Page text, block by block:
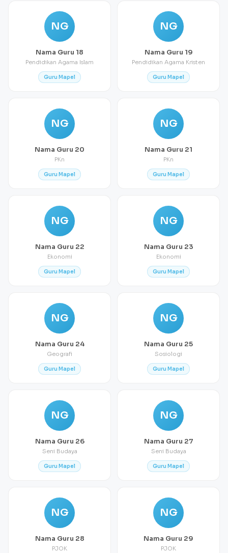
NG
Nama Guru 18
Pendidikan Agama Islam
Guru Mapel
NG
Nama Guru 19
Pendidikan Agama Kristen
Guru Mapel
NG
Nama Guru 20
PKn
Guru Mapel
NG
Nama Guru 21
PKn
Guru Mapel
NG
Nama Guru 22
Ekonomi
Guru Mapel
NG
Nama Guru 23
Ekonomi
Guru Mapel
NG
Nama Guru 24
Geografi
Guru Mapel
NG
Nama Guru 25
Sosiologi
Guru Mapel
NG
Nama Guru 26
Seni Budaya
Guru Mapel
NG
Nama Guru 27
Seni Budaya
Guru Mapel
NG
Nama Guru 28
PJOK
NG
Nama Guru 29
PJOK